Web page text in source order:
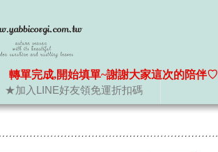
★加入LINE好友領免運折扣碼
轉單完成,開始填單~謝謝大家這次的陪伴♡